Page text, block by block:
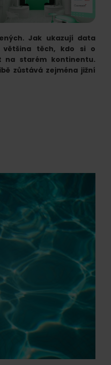
Jak ukazují data
většina těch, kdo si o
na starém kontinentu.
zůstává zejména jižní